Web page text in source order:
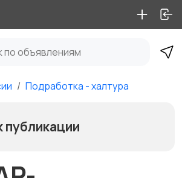
Подработка - халтура
публикации